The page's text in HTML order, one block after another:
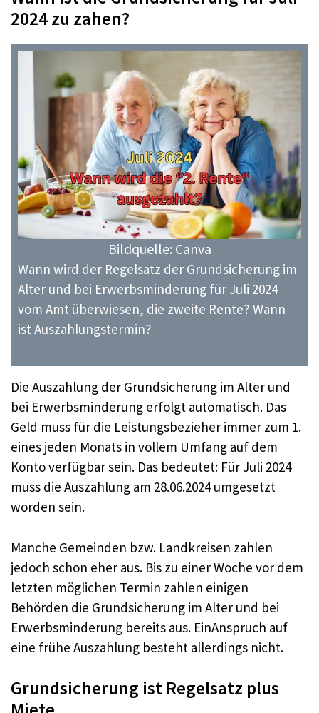
2024 zu zahen?
Bildquelle: Canva
Wann wird der Regelsatz der Grundsicherung im
Alter und bei Erwerbsminderung für Juli 2024
vom Amt überwiesen, die zweite Rente? Wann
ist Auszahlungstermin?
Die Auszahlung der Grundsicherung im Alter und
bei Erwerbsminderung erfolgt automatisch. Das
Geld muss für die Leistungsbezieher immer zum 1.
eines jeden Monats in vollem Umfang auf dem
Konto verfügbar sein. Das bedeutet: Für Juli 2024
muss die Auszahlung am 28.06.2024 umgesetzt
worden sein.
Manche Gemeinden bzw. Landkreisen zahlen
jedoch schon eher aus. Bis zu einer Woche vor dem
letzten möglichen Termin zahlen einigen
Behörden die Grundsicherung im Alter und bei
Erwerbsminderung bereits aus. EinAnspruch auf
eine frühe Auszahlung besteht allerdings nicht.
Grundsicherung ist Regelsatz plus